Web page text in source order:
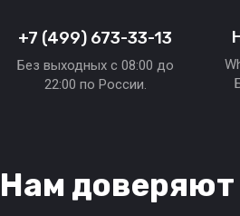
+7 (499) 673-33-13
Без выходных c 08:00 до
22:00 по России.
Нам доверяют